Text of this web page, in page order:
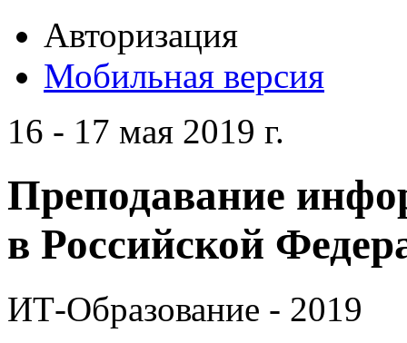
Авторизация
Мобильная версия
16 - 17 мая 2019 г.
Преподавание
в Российской
ИТ-Образование - 2019